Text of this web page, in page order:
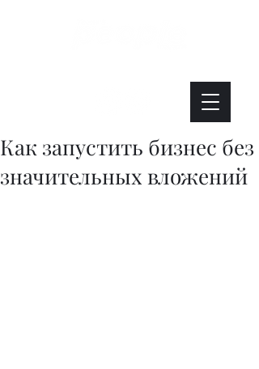
Как запустить бизнес без
значительных вложений